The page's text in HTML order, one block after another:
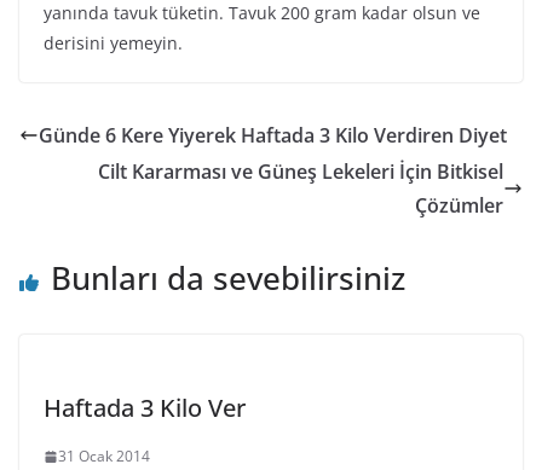
yanında tavuk tüketin. Tavuk 200 gram kadar olsun ve
derisini yemeyin.
Günde 6 Kere Yiyerek Haftada 3 Kilo Verdiren Diyet
Cilt Kararması ve Güneş Lekeleri İçin Bitkisel
Çözümler
Bunları da sevebilirsiniz
Haftada 3 Kilo Ver
31 Ocak 2014